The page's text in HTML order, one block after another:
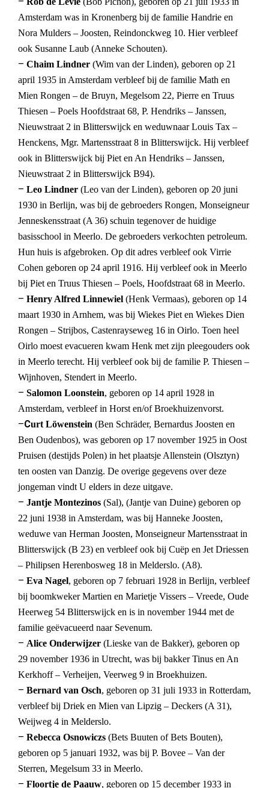
Amsterdam was in Kronenberg bij de familie Handrie en
Nora Mulders – Joosten, Reindonckweg 10. Hier verbleef
ook Susanne Laub (Anneke Schouten).
– Chaim Lindner (Wim van der Linden), geboren op 21
april 1935 in Amsterdam verbleef bij de familie Math en
Mien Rongen – de Bruyn, Megelsom 22, Pierre en Truus
Thiesen – Poels Hoofdstraat 68, P. Hendriks – Janssen,
Nieuwstraat 2 in Blitterswijck en weduwnaar Louis Tax –
Henckens, Mgr. Martensstraat 8 in Blitterswijck. Hij verbleef
ook in Blitterswijck bij Piet en An Hendriks – Janssen,
Nieuwstraat 2 in Blitterswijck B94).
– Leo Lindner (Leo van der Linden), geboren op 20 juni
1930 in Berlijn, was bij de gebroeders Rongen, Monseigneur
Jenneskensstraat (A 36) schuin tegenover de huidige
basisschool in Meerlo. De gebroeders verkochten petroleum.
Hun huis is afgebroken. Op dit adres verbleef ook Virrie
Cohen geboren op 24 april 1916. Hij verbleef ook in Meerlo
bij Piet en Truus Thiesen – Poels, Hoofdstraat 68 in Meerlo.
– Henry Alfred Linnewiel (Henk Vermaas), geboren op 14
maart 1930 in Arnhem, was bij Wiekes Piet en Wiekes Dien
Rongen – Strijbos, Castenrayseweg 16 in Oirlo. Toen heel
Oirlo moest evacueren kwam Henk met zijn pleegouders ook
in Meerlo terecht. Hij verbleef ook bij de familie P. Thiesen –
Wijnhoven, Stendert in Meerlo.
– Salomon Loonstein, geboren op 14 april 1928 in
Amsterdam, verbleef in Horst en/of Broekhuizenvorst.
–Curt Löwenstein (Ben Schräder, Bernardus Joosten en
Ben Oudenbos), was geboren op 17 november 1925 in Oost
Pruisen (destijds Polen) in het plaatsje Allenstein (Olsztyn)
ten oosten van Danzig. De overige gegevens over deze
jongeman vindt U elders in deze uitgave.
– Jantje Montezinos (Sal), (Jantje van Duine) geboren op
22 juni 1938 in Amsterdam, was bij Hanneke Joosten,
weduwe van Herman Joosten, Monseigneur Martensstraat in
Blitterswijck (B 23) en verbleef ook bij Cuëp en Jet Driessen
– Philipsen Herenbosweg 18 in Melderslo. (A8).
– Eva Nagel, geboren op 7 februari 1928 in Berlijn, verbleef
bij boomkweker Martien en Marietje Vissers – Vreede, Oude
Heerweg 54 Blitterswijck en is in november 1944 met de
familie geëvacueerd naar Sevenum.
– Alice Onderwijzer (Lieske van de Bakker), geboren op
29 november 1936 in Utrecht, was bij bakker Tinus en An
Kerkhoff – Verheijen, Veerweg 9 in Broekhuizen.
– Bernard van Osch, geboren op 31 juli 1933 in Rotterdam,
verbleef bij Driek en Mien van Lipzig – Deckers (A 31),
Weijweg 4 in Melderslo.
– Rebecca Osnowiczs (Bets Buuten of Bets Bouten),
geboren op 5 januari 1932, was bij P. Bovee – Van der
Sterren, Megelsum 33 in Meerlo.
– Floortje de Paauw, geboren op 15 december 1933 in